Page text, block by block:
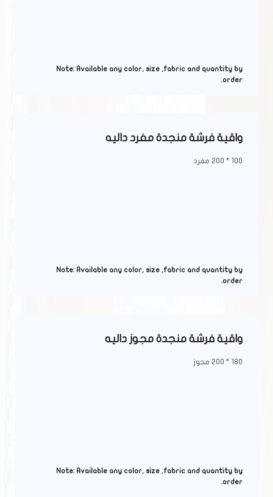
Note: Available any color, size ,fabric and quantity by
order.
واقية فرشة منجدة مفرد داليه
100 * 200 مفرد
Note: Available any color, size ,fabric and quantity by
order.
واقية فرشة منجدة مجوز داليه
180 * 200 مجوز
Note: Available any color, size ,fabric and quantity by
order.